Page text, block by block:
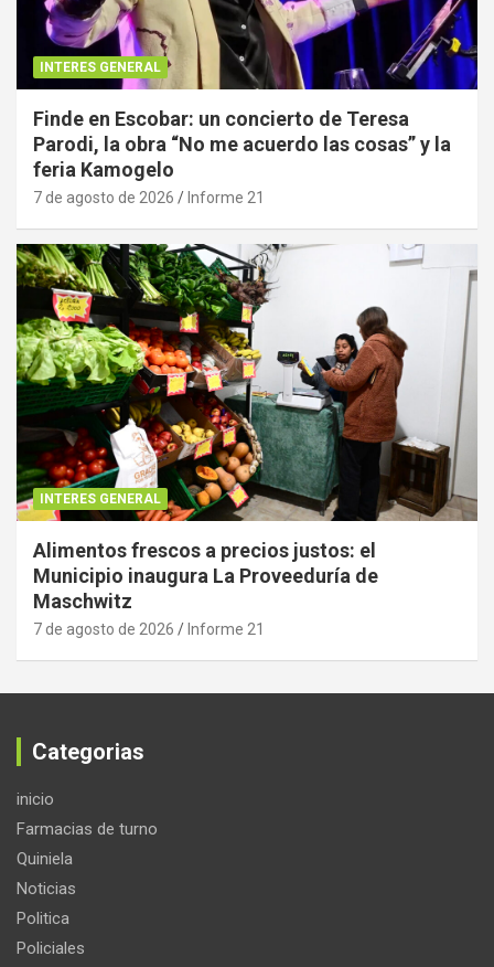
INTERES GENERAL
Finde en Escobar: un concierto de Teresa
Parodi, la obra “No me acuerdo las cosas” y la
feria Kamogelo
7 de agosto de 2026 Informe 21
INTERES GENERAL
Alimentos frescos a precios justos: el
Municipio inaugura La Proveeduría de
Maschwitz
7 de agosto de 2026 Informe 21
Categorias
inicio
Farmacias de turno
Quiniela
Noticias
Politica
Policiales